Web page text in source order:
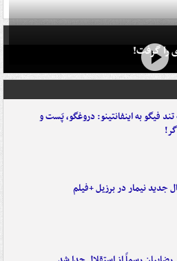
را گرفت!
فیگو به اینفانتینو: دروغگو، پَست‌ و
جدید نیمار در برزیل +فیلم